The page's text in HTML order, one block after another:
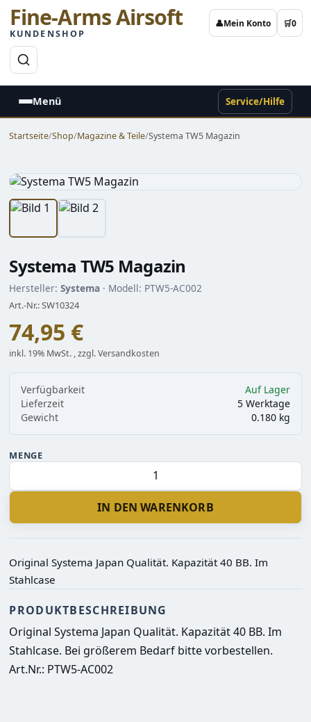
Fine-Arms Airsoft
KUNDENSHOP
👤Mein Konto 🛒0
Menü Service/Hilfe
Startseite/Shop/Magazine & Teile/Systema TW5 Magazin
Systema TW5 Magazin
Hersteller:Systema · Modell: PTW5-AC002
Art.-Nr.: SW10324
74,95 €
inkl. 19% MwSt. , zzgl. Versandkosten
Verfügbarkeit
Auf Lager
Lieferzeit
5 Werktage
Gewicht
0.180 kg
MENGE
IN DEN WARENKORB
Original Systema Japan Qualität. Kapazität 40 BB. Im
Stahlcase
PRODUKTBESCHREIBUNG
Original Systema Japan Qualität. Kapazität 40 BB. Im
Art.Nr.: PTW5-AC002